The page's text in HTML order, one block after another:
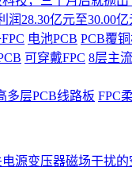
28.30亿元至30.00
电池PCB PCB覆
可穿戴FPC 8层主
多层PCB线路板 FPC
源变压器磁场干扰